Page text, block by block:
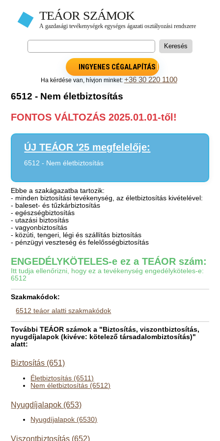
INGYENES CÉGALAPÍTÁS
Ha kérdése van, hívjon minket: +36 30 220 1100
6512 - Nem életbiztosítás
FONTOS VÁLTOZÁS 2025.01.01-től!
ÚJ TEÁOR '25 megfelelője:
6512 - Nem életbiztosítás
Ebbe a szakágazatba tartozik:
- minden biztosítási tevékenység, az életbiztosítás kivételével:
- baleset- és tűzkárbiztosítás
- egészségbiztosítás
- utazási biztosítás
- vagyonbiztosítás
- közúti, tengeri, légi és szállítás biztosítás
- pénzügyi veszteség és felelősségbiztosítás
ENGEDÉLYKÖTELES-e ez a TEÁOR szám:
Itt tudja ellenőrizni, hogy ez a tevékenység engedélyköteles-e:
6512
Szakmakódok:
6512 teáor alatti szakmakódok
További TEÁOR számok a "Biztosítás, viszontbiztosítás,
nyugdíjalapok (kivéve: kötelező társadalombiztosítás)"
alatt:
Biztosítás (651)
Életbiztosítás (6511)
Nem életbiztosítás (6512)
Nyugdíjalapok (653)
Nyugdíjalapok (6530)
Viszontbiztosítás (652)